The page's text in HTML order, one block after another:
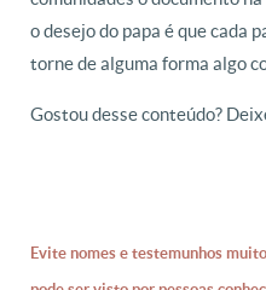
o desejo do papa é que cada
torne de alguma forma algo
Gostou desse conteúdo?
Evite nomes e testemunhos